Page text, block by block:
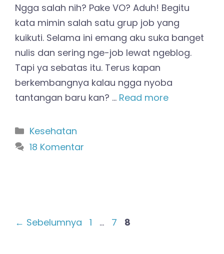
Ngga salah nih? Pake VO? Aduh! Begitu
kata mimin salah satu grup job yang
kuikuti. Selama ini emang aku suka banget
nulis dan sering nge-job lewat ngeblog.
Tapi ya sebatas itu. Terus kapan
berkembangnya kalau ngga nyoba
tantangan baru kan? … Read more
Kategori
Kesehatan
18 Komentar
← Sebelumnya Halaman
1 … Halaman
7 Halaman
8